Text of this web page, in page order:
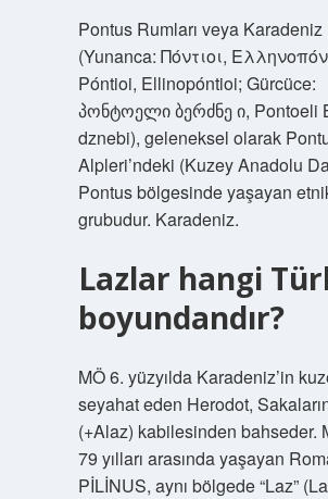
Pontus Rumları veya Karadeniz
(Yunanca: Πόντιοι,
Póntioi, Ellinopóntioi; Gürcüce:
პონტოელი ბერძნე ი, Pontoeli
dznebi), geleneksel olarak
Alpleri’ndeki (Kuzey Anadolu
Pontus bölgesinde yaşayan
grubudur. Karadeniz.
Lazlar hangi
boyundandır?
MÖ 6. yüzyılda Karadeniz’in
seyahat eden Herodot,
(+Alaz) kabilesinden bahseder.
79 yılları arasında yaşayan
PİLİNUS, aynı bölgede “Laz”